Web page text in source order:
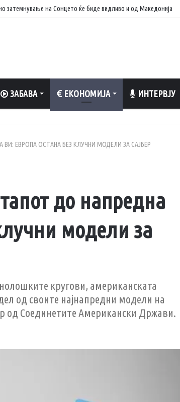
затемнување на Сонцето ќе биде видливо и од Македонија
ЗАБАВА ЕКОНОМИЈА ИНТЕРВЈУ
ЕВРОПА ОСТАНА БЕЗ КЛУЧНИ МОДЕЛИ ЗА САЈБЕР
до напредна
модели за
кругови, американската
од своите најнапредни модели на
од Соединетите Американски Држави.